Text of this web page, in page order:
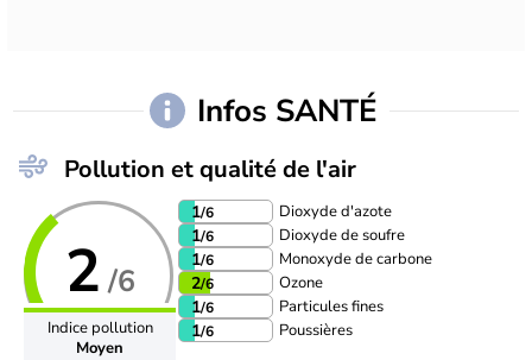
Infos SANTÉ
Pollution et qualité de l'air
2 /6
Indice pollution
Moyen
1/6 Dioxyde d'azote
1/6 Dioxyde de soufre
1/6 Monoxyde de carbone
2/6 Ozone
1/6 Particules fines
1/6 Poussières